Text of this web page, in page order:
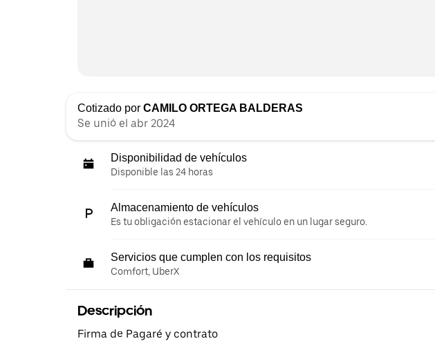
Cotizado por CAMILO ORTEGA BALDERAS
Se unió el abr 2024
Disponibilidad de vehículos
Disponible las 24 horas
Almacenamiento de vehículos
Es tu obligación estacionar el vehículo en un lugar seguro.
Servicios que cumplen con los requisitos
Comfort, UberX
Descripción
Firma de Pagaré y contrato